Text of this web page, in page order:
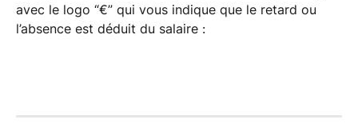
avec le logo “€” qui vous indique que le retard ou
l’absence est déduit du salaire :